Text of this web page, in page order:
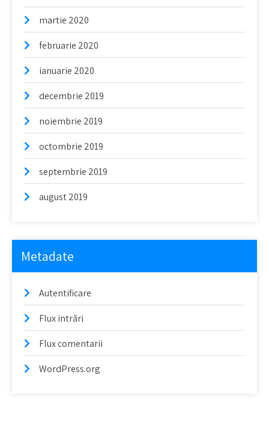
martie 2020
februarie 2020
ianuarie 2020
decembrie 2019
noiembrie 2019
octombrie 2019
septembrie 2019
august 2019
Metadate
Autentificare
Flux intrări
Flux comentarii
WordPress.org